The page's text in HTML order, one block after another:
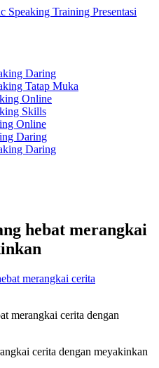
Daring
Tatap Muka
Online
Skills
Online
Daring
Daring
hebat merangkai
merangkai cerita dengan
cerita dengan meyakinkan